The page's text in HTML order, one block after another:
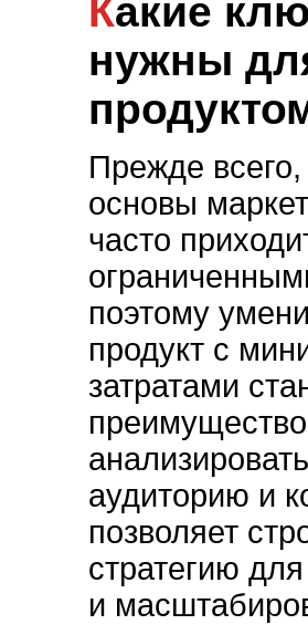
Какие ключевые навыки
нужны
Прежде
основы
часто
поэтому
продукт с
затратами
аудиторию и
позволяет
стратегию
и